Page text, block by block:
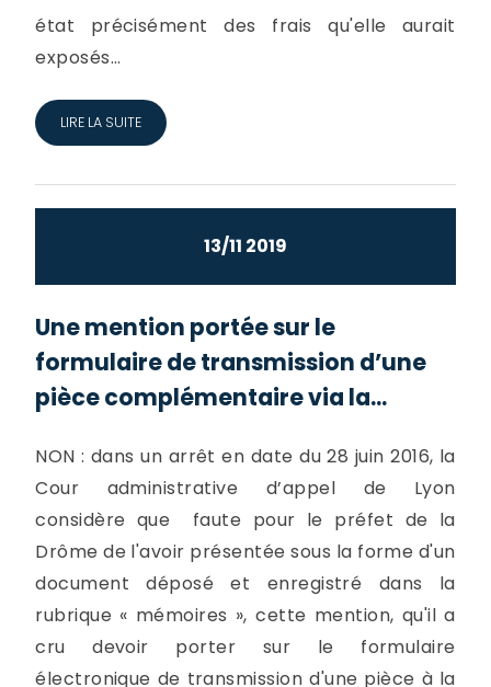
état précisément des frais qu'elle aurait
exposés...
LIRE LA SUITE
13/11 2019
Une mention portée sur le
formulaire de transmission d’une
pièce complémentaire via la...
NON : dans un arrêt en date du 28 juin 2016, la
Cour administrative d’appel de Lyon
considère que faute pour le préfet de la
Drôme de l'avoir présentée sous la forme d'un
document déposé et enregistré dans la
rubrique « mémoires », cette mention, qu'il a
cru devoir porter sur le formulaire
électronique de transmission d'une pièce à la